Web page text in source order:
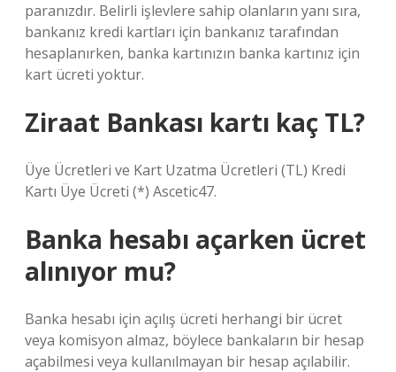
paranızdır. Belirli işlevlere sahip olanların yanı sıra,
bankanız kredi kartları için bankanız tarafından
hesaplanırken, banka kartınızın banka kartınız için
kart ücreti yoktur.
Ziraat Bankası kartı kaç TL?
Üye Ücretleri ve Kart Uzatma Ücretleri (TL) Kredi
Kartı Üye Ücreti (*) Ascetic47.
Banka hesabı açarken ücret
alınıyor mu?
Banka hesabı için açılış ücreti herhangi bir ücret
veya komisyon almaz, böylece bankaların bir hesap
açabilmesi veya kullanılmayan bir hesap açılabilir.